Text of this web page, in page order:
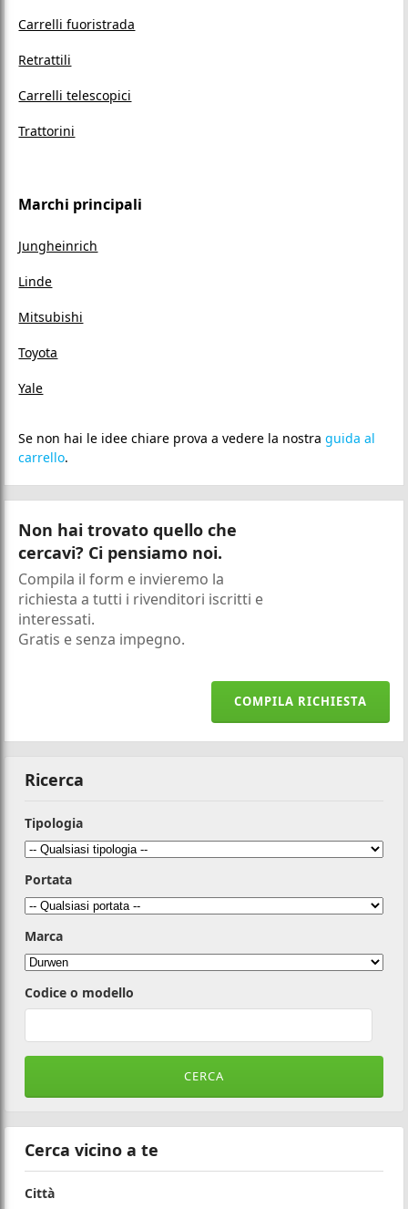
Carrelli fuoristrada
Retrattili
Carrelli telescopici
Trattorini
Marchi principali
Jungheinrich
Linde
Mitsubishi
Toyota
Yale
Se non hai le idee chiare prova a vedere la nostraguida al
carrello.
Non hai trovato quello che
cercavi? Ci pensiamo noi.
Compila il form e invieremo la
richiesta a tutti i rivenditori iscritti e
interessati.
Gratis e senza impegno.
COMPILA RICHIESTA
Ricerca
Tipologia
Portata
Marca
Codice o modello
Cerca vicino a te
Città